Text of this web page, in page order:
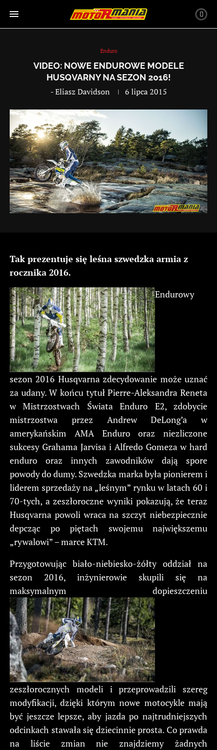
Enduro
VIDEO: NOWE ENDUROWE MODELE
HUSQVARNY NA SEZON 2016!
-Eliasz Davidson 6 lipca 2015
Tak prezentuje się leśna szwedzka armia z
rocznika 2016.
Endurowy
sezon 2016 Husqvarna zdecydowanie może uznać
za udany. W końcu tytuł Pierre-Aleksandra Reneta
w Mistrzostwach Świata Enduro E2, zdobycie
mistrzostwa przez Andrew DeLong’a w
amerykańskim AMA Enduro oraz niezliczone
sukcesy Grahama Jarvisa i Alfredo Gomeza w hard
enduro oraz innych zawodników dają spore
powody do dumy. Szwedzka marka była pionierem i
liderem sprzedaży na „leśnym” rynku w latach 60 i
70-tych, a zeszłoroczne wyniki pokazują, że teraz
Husqvarna powoli wraca na szczyt niebezpiecznie
depcząc po piętach swojemu największemu
„rywalowi” – marce KTM.
Przygotowując biało-niebiesko-żółty oddział na
sezon 2016, inżynierowie skupili się na
maksymalnym dopieszczeniu
zeszłorocznych modeli i przeprowadzili szereg
modyfikacji, dzięki którym nowe motocykle mają
być jeszcze lepsze, aby jazda po najtrudniejszych
odcinkach stawała się dziecinnie prosta. Co prawda
na liście zmian nie znajdziemy żadnych